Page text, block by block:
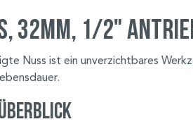
32mm, 1/2"
Nuss ist ein unverzichtbares